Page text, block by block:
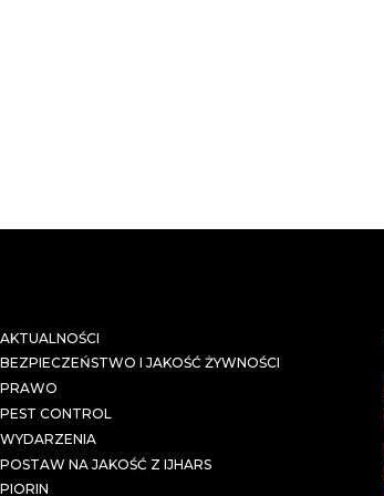
AKTUALNOŚCI
BEZPIECZEŃSTWO I JAKOŚĆ ŻYWNOŚCI
PRAWO
PEST CONTROL
WYDARZENIA
POSTAW NA JAKOŚĆ Z IJHARS
PIORIN